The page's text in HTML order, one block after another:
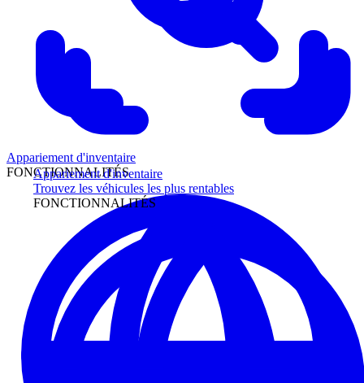
Appariement d'inventaire
Trouvez les véhicules les plus rentables
FONCTIONNALITÉS
Appariement d'inventaire
FONCTIONNALITÉS